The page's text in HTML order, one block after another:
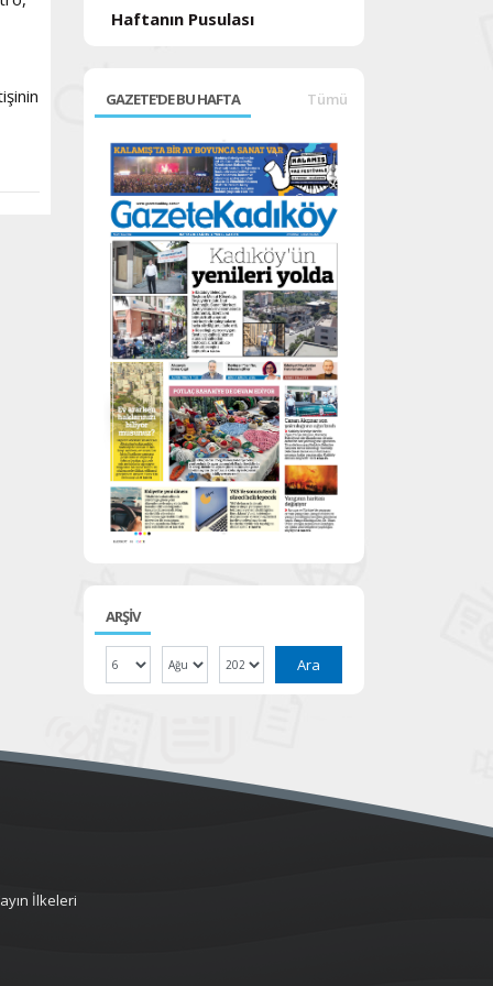
Haftanın Pusulası
GAZETE'DE BU HAFTA Tümü
ARŞİV
Ara
İlkeleri